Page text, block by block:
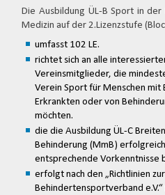
Die Ausbildung ÜL-B Sport in
Medizin auf der 2.Lizenzstufe
umfasst 102 LE.
richtet sich an alle
Vereinsmitglieder, die
Verein Sport für Menschen mit
Erkrankten oder von
möchten.
die die Ausbildung ÜL-C
Behinderung (MmB)
entsprechende Vorkenntnisse
erfolgt nach den „Richtlinien
Behindertensportverband e.V.“